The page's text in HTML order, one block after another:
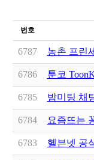
번호
6787 농촌 프린
6786 툰코
6785 밤미팅 채
6784 요즘뜨는
6783 헬븐넷 공